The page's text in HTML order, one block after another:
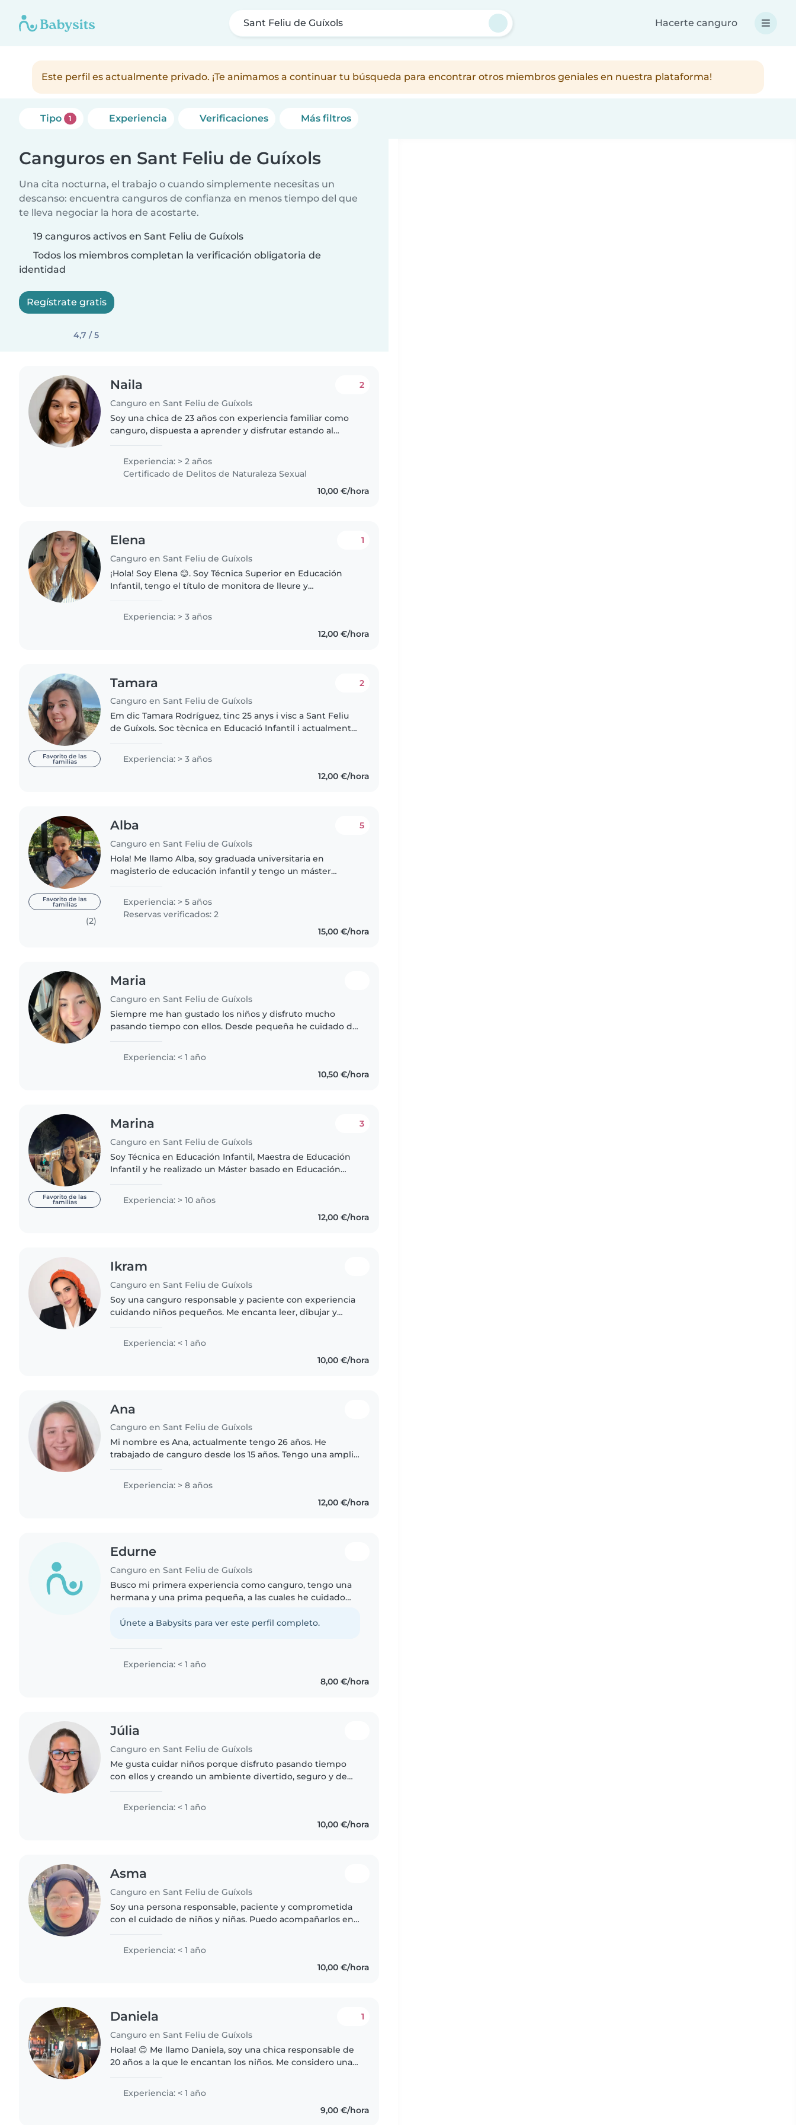
Sant Feliu de Guíxols Hacerte canguro
Este perfil es actualmente privado. ¡Te animamos a continuar tu búsqueda para encontrar otros miembros geniales en nuestra plataforma!
Tipo 1 Experiencia Verificaciones Más filtros
Canguros en Sant Feliu de Guíxols
Una cita nocturna, el trabajo o cuando simplemente necesitas un
descanso: encuentra canguros de confianza en menos tiempo del que
te lleva negociar la hora de acostarte.
19 canguros activos en Sant Feliu de Guíxols
Todos los miembros completan la verificación obligatoria de
identidad
Regístrate gratis
4,7 / 5
Naila
Canguro en Sant Feliu de Guíxols
2
Soy una chica de 23 años con experiencia familiar como
canguro, dispuesta a aprender y disfrutar estando al
disponibilidad..
Experiencia: > 2 años
Certificado de Delitos de Naturaleza Sexual
10,00 €/hora
Elena
Canguro en Sant Feliu de Guíxols
1
¡Hola! Soy Elena 😊. Soy Técnica Superior en Educación
Infantil, tengo el título de monitora de lleure y
Experiencia: > 3 años
12,00 €/hora
Favorito de las
familias
Tamara
Canguro en Sant Feliu de Guíxols
2
Em dic Tamara Rodríguez, tinc 25 anys i visc a Sant Feliu
de Guíxols. Soc tècnica en Educació Infantil i actualment
Experiencia: > 3 años
12,00 €/hora
Favorito de las
familias
(2)
Alba
Canguro en Sant Feliu de Guíxols
5
Hola! Me llamo Alba, soy graduada universitaria en
magisterio de educación infantil y tengo un máster
niños desde 0 hasta 12..
Experiencia: > 5 años
Reservas verificados: 2
15,00 €/hora
Maria
Canguro en Sant Feliu de Guíxols
Siempre me han gustado los niños y disfruto mucho
pasando tiempo con ellos. Desde pequeña he cuidado de
la oportunidad de cuidar..
Experiencia: < 1 año
10,50 €/hora
Favorito de las
familias
Marina
Canguro en Sant Feliu de Guíxols
3
Soy Técnica en Educación Infantil, Maestra de Educación
Infantil y he realizado un Máster basado en Educación
de ocio y tiempo..
Experiencia: > 10 años
12,00 €/hora
Ikram
Canguro en Sant Feliu de Guíxols
Soy una canguro responsable y paciente con experiencia
cuidando niños pequeños. Me encanta leer, dibujar y
Experiencia: < 1 año
10,00 €/hora
Ana
Canguro en Sant Feliu de Guíxols
Mi nombre es Ana, actualmente tengo 26 años. He
trabajado de canguro desde los 15 años. Tengo una amplia
0 a 12 años, he trabajado..
Experiencia: > 8 años
12,00 €/hora
Edurne
Canguro en Sant Feliu de Guíxols
Busco mi primera experiencia como canguro, tengo una
hermana y una prima pequeña, a las cuales he cuidado
encanta pasar tiempo con..
Únete a Babysits para ver este perfil completo.
Experiencia: < 1 año
8,00 €/hora
Júlia
Canguro en Sant Feliu de Guíxols
Me gusta cuidar niños porque disfruto pasando tiempo
con ellos y creando un ambiente divertido, seguro y de
como niñera, siempre..
Experiencia: < 1 año
10,00 €/hora
Asma
Canguro en Sant Feliu de Guíxols
Soy una persona responsable, paciente y comprometida
con el cuidado de niños y niñas. Puedo acompañarlos en
colaborar en..
Experiencia: < 1 año
10,00 €/hora
Daniela
Canguro en Sant Feliu de Guíxols
1
Holaa! 😊 Me llamo Daniela, soy una chica responsable de
20 años a la que le encantan los niños. Me considero una
Experiencia: < 1 año
9,00 €/hora